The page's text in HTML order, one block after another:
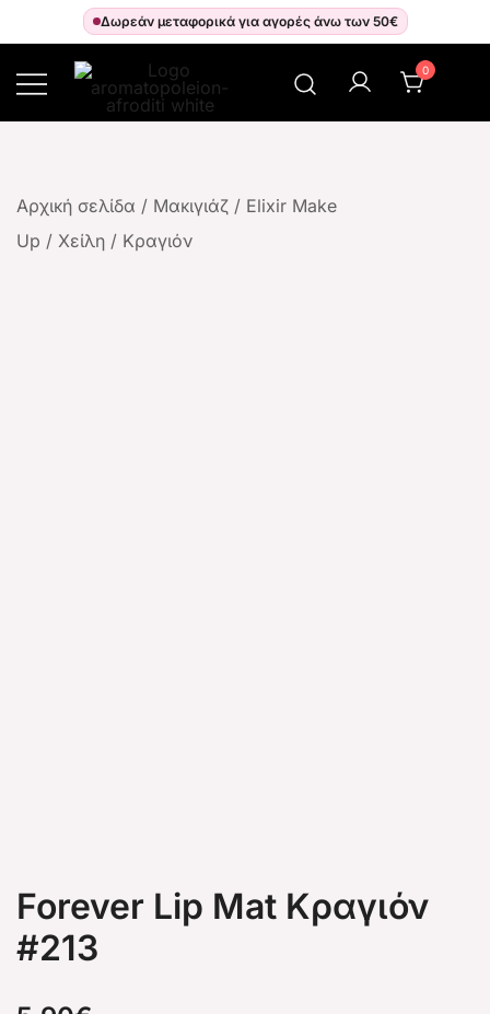
Δωρεάν μεταφορικά για αγορές άνω των 50€
0
Αρχική σελίδα / Μακιγιάζ / Elixir Make
Up / Χείλη / Κραγιόν
Forever Lip Mat Κραγιόν
#213